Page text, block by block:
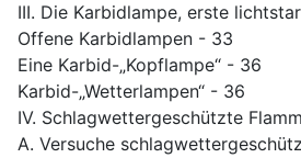
III. Die Karbidlampe, erste
Offene Karbidlampen - 33
Eine Karbid-„Kopflampe“ - 36
Karbid-„Wetterlampen“ - 36
IV. Schlagwettergeschützte
A. Versuche